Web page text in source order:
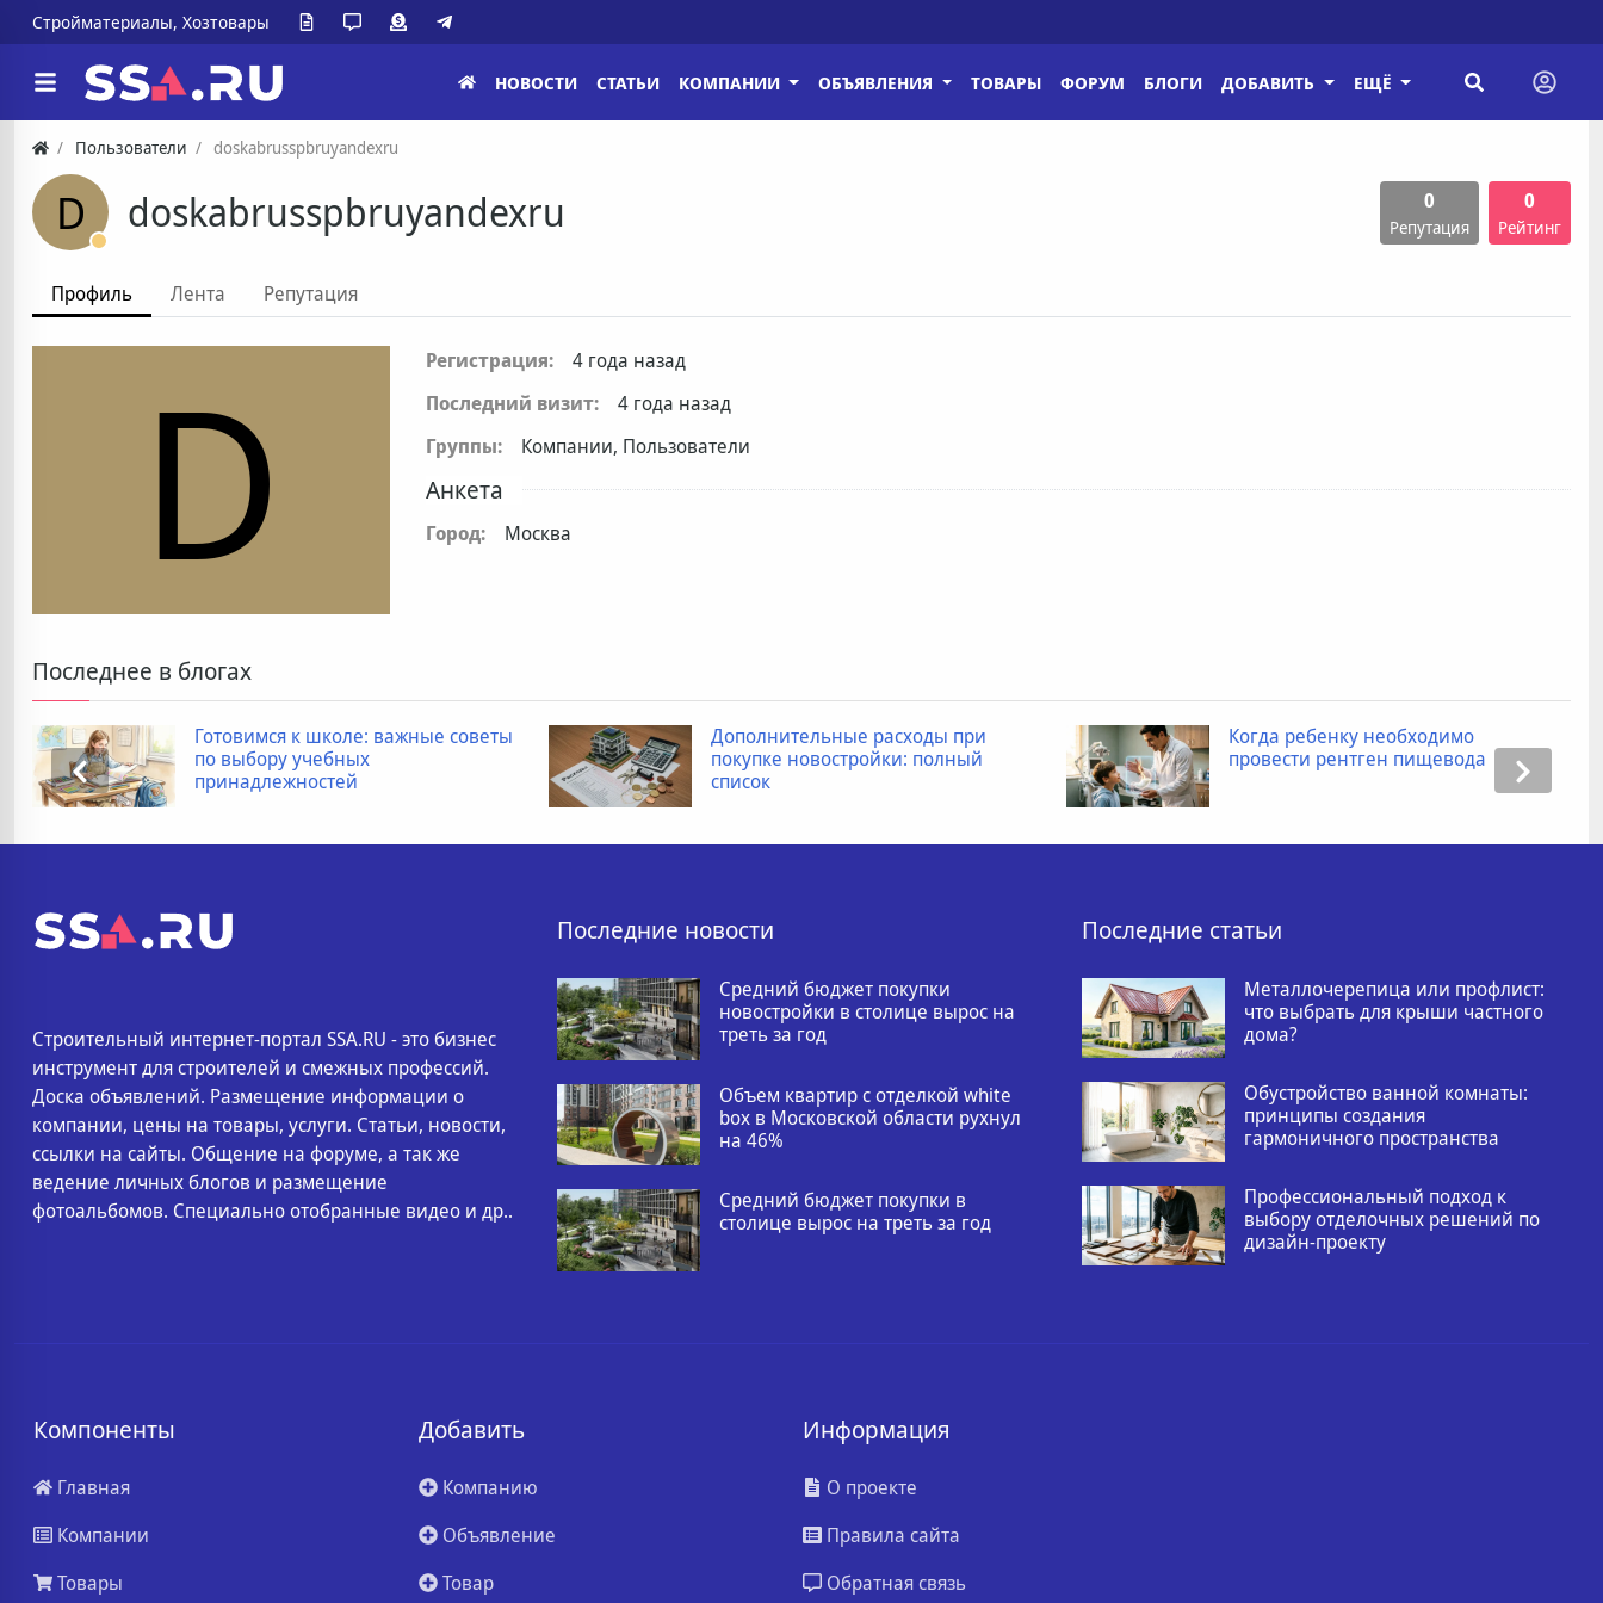
Стройматериалы, Хозтовары
НОВОСТИ СТАТЬИ КОМПАНИИ ОБЪЯВЛЕНИЯ ТОВАРЫ ФОРУМ БЛОГИ ДОБАВИТЬ ЕЩЁ
Пользователи doskabrusspbruyandexru
D doskabrusspbruyandexru 0
Репутация
0
Рейтинг
Профиль Лента Репутация
D Регистрация:
4 года назад
Последний визит:
4 года назад
Группы:
Компании, Пользователи
Анкета
Город: Москва
Последнее в блогах
Готовимся к школе: важные советы
по выбору учебных
принадлежностей
Дополнительные расходы при
покупке новостройки: полный
список
Когда ребенку необходимо
провести рентген пищевода
Строительный интернет-портал SSA.RU - это бизнес
инструмент для строителей и смежных профессий.
Доска объявлений. Размещение информации о
компании, цены на товары, услуги. Статьи, новости,
ссылки на сайты. Общение на форуме, а так же
ведение личных блогов и размещение
фотоальбомов. Специально отобранные видео и др..
Последние новости
Средний бюджет покупки
новостройки в столице вырос на
треть за год
Объем квартир с отделкой white
box в Московской области рухнул
на 46%
Средний бюджет покупки в
столице вырос на треть за год
Последние статьи
Металлочерепица или профлист:
что выбрать для крыши частного
дома?
Обустройство ванной комнаты:
принципы создания
гармоничного пространства
Профессиональный подход к
выбору отделочных решений по
дизайн-проекту
Компоненты
Главная
Компании
Товары
Добавить
Компанию
Объявление
Товар
Информация
О проекте
Правила сайта
Обратная связь